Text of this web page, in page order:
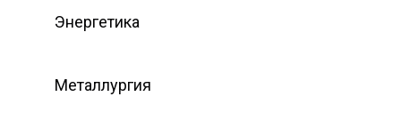
Энергетика
Металлургия